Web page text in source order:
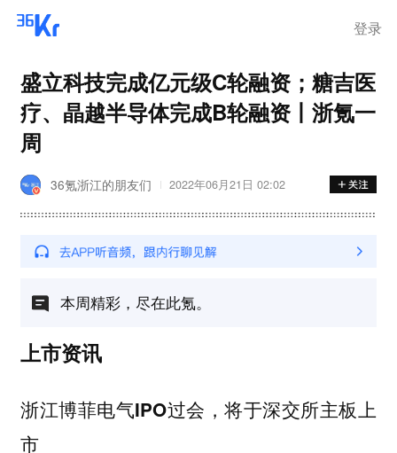
登录
盛立科技完成亿元级C轮融资；糖吉医
疗、晶越半导体完成B轮融资丨浙氪一
周
36氪浙江的朋友们 2022年06月21日 02:02
本周精彩，尽在此氪。
上市资讯
浙江博菲电气IPO过会，将于深交所主板上
市